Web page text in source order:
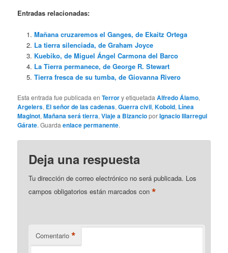
Entradas relacionadas:
Mañana cruzaremos el Ganges, de Ekaitz Ortega
La tierra silenciada, de Graham Joyce
Kuebiko, de Miguel Ángel Carmona del Barco
La Tierra permanece, de George R. Stewart
Tierra fresca de su tumba, de Giovanna Rivero
Esta entrada fue publicada enTerrory etiquetadaAlfredo Álamo,
Argelers, El señor de las cadenas,Guerra civil,Kobold, Línea
Maginot,Mañana será tierra,Viaje a BizancioporIgnacio Illarregui
Gárate. Guardaenlace permanente.
Deja una respuesta
Tu dirección de correo electrónico no será publicada. Los
campos obligatorios están marcados con*
Comentario *